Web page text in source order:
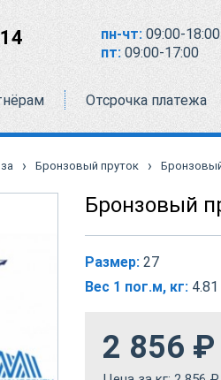
пн-чт: 09:00-18:00
пт: 09:00-17:00
Отсрочка платежа
› Бронзовый пруток ›
Бронзовый
Размер: 27
Вес 1 пог.м, кг: 4.81
2 856 ₽